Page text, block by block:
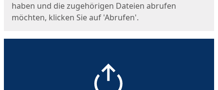
haben und die zugehörigen Dateien abrufen
möchten, klicken Sie auf 'Abrufen'.